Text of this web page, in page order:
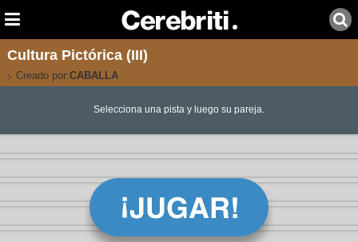
Cultura Pictórica (III)
Creado por:CABALLA
Selecciona una pista y luego su pareja.